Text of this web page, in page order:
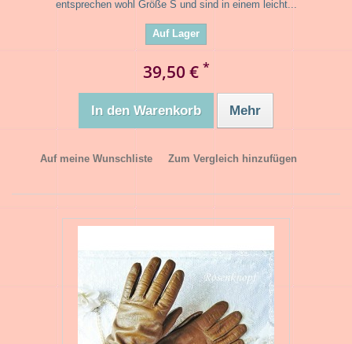
entsprechen wohl Größe S und sind in einem leicht...
Auf Lager
39,50 € *
In den Warenkorb Mehr
Auf meine Wunschliste Zum Vergleich hinzufügen